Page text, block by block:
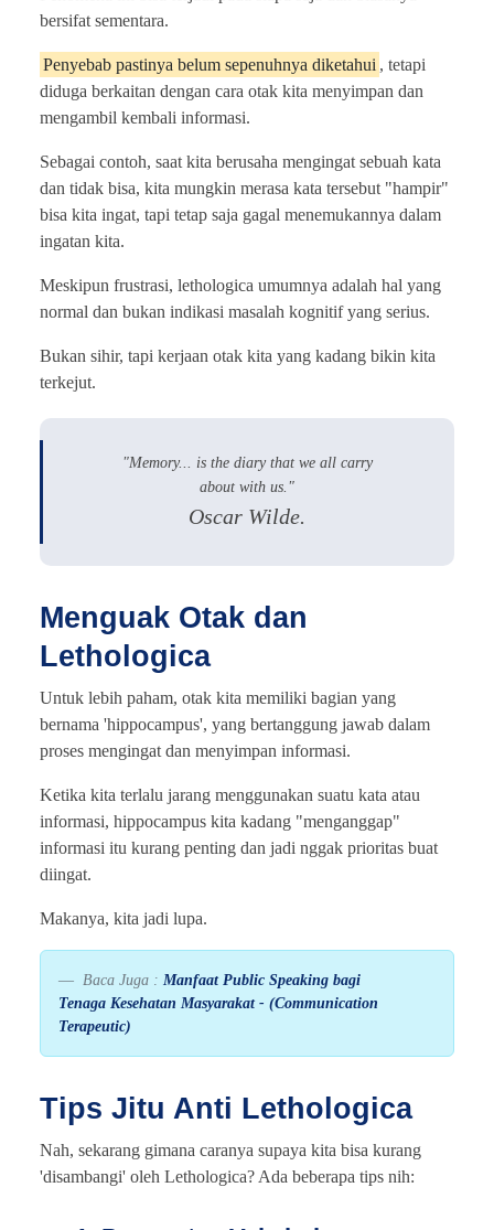
bersifat sementara.
Penyebab pastinya belum sepenuhnya diketahui , tetapi
diduga berkaitan dengan cara otak kita menyimpan dan
mengambil kembali informasi.
Sebagai contoh, saat kita berusaha mengingat sebuah kata
dan tidak bisa, kita mungkin merasa kata tersebut "hampir"
bisa kita ingat, tapi tetap saja gagal menemukannya dalam
ingatan kita.
Meskipun frustrasi, lethologica umumnya adalah hal yang
normal dan bukan indikasi masalah kognitif yang serius.
Bukan sihir, tapi kerjaan otak kita yang kadang bikin kita
terkejut.
"Memory... is the diary that we all carry
about with us."
Oscar Wilde.
Menguak Otak dan
Lethologica
Untuk lebih paham, otak kita memiliki bagian yang
bernama 'hippocampus', yang bertanggung jawab dalam
proses mengingat dan menyimpan informasi.
Ketika kita terlalu jarang menggunakan suatu kata atau
informasi, hippocampus kita kadang "menganggap"
informasi itu kurang penting dan jadi nggak prioritas buat
diingat.
Makanya, kita jadi lupa.
Baca Juga : Manfaat Public Speaking bagi
Tenaga Kesehatan Masyarakat - (Communication
Terapeutic)
Tips Jitu Anti Lethologica
Nah, sekarang gimana caranya supaya kita bisa kurang
'disambangi' oleh Lethologica? Ada beberapa tips nih: